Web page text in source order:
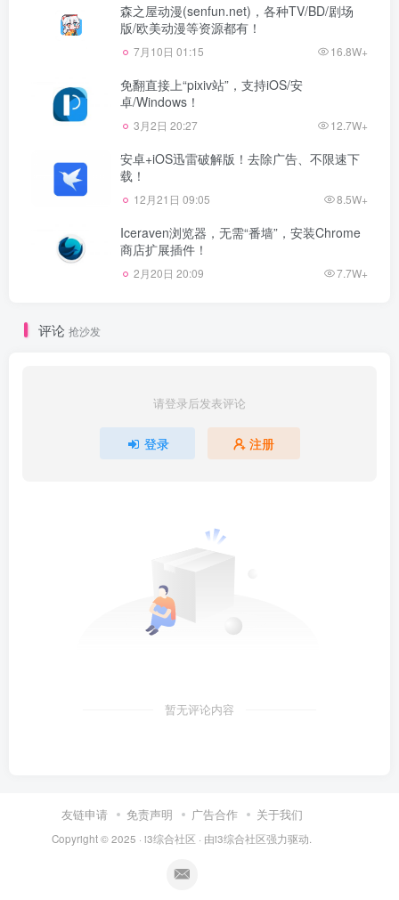
森之屋动漫(senfun.net)，各种TV/BD/剧场
版/欧美动漫等资源都有！
7月10日 01:15 16.8W+
免翻直接上“pixiv站”，支持iOS/安
卓/Windows！
3月2日 20:27 12.7W+
安卓+iOS迅雷破解版！去除广告、不限速下
载！
12月21日 09:05 8.5W+
Iceraven浏览器，无需“番墙”，安装Chrome
商店扩展插件！
2月20日 20:09 7.7W+
评论 抢沙发
请登录后发表评论
登录 注册
暂无评论内容
友链申请 免责声明 广告合作 关于我们
Copyright © 2025 · i3综合社区 · 由i3综合社区强力驱动.